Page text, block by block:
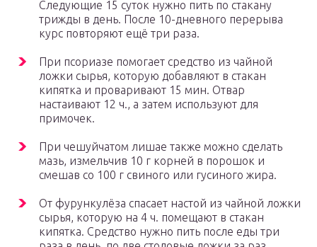
Следующие 15 суток нужно пить по стакану
трижды в день. После 10-дневного перерыва
курс повторяют ещё три раза.
При псориазе помогает средство из чайной
ложки сырья, которую добавляют в стакан
кипятка и проваривают 15 мин. Отвар
настаивают 12 ч., а затем используют для
примочек.
При чешуйчатом лишае также можно сделать
мазь, измельчив 10 г корней в порошок и
смешав со 100 г свиного или гусиного жира.
От фурункулёза спасает настой из чайной ложки
сырья, которую на 4 ч. помещают в стакан
кипятка. Средство нужно пить после еды три